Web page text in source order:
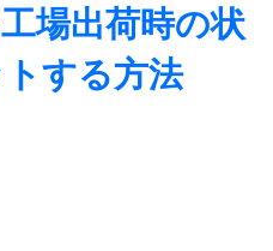
a
v
場出荷時の状
する方法